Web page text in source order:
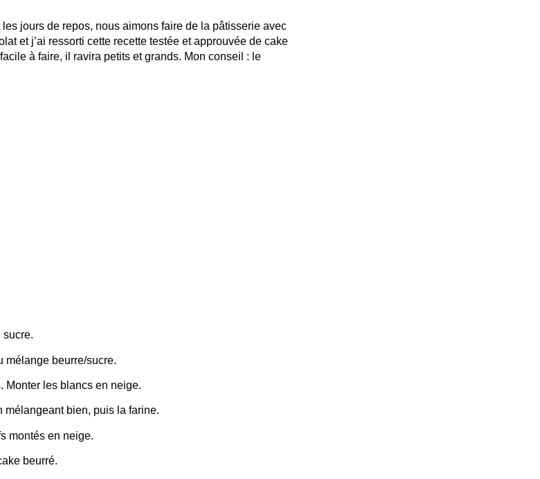
jours de repos, nous aimons faire de la pâtisserie avec
et j’ai ressorti cette recette testée et approuvée de cake
à faire, il ravira petits et grands. Mon conseil : le
sucre.
mélange beurre/sucre.
Monter les blancs en neige.
mélangeant bien, puis la farine.
montés en neige.
beurré.